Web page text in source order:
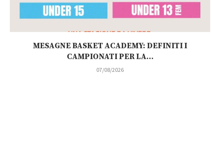
MESAGNE BASKET ACADEMY: DEFINITI I
CAMPIONATI PER LA...
07/08/2026